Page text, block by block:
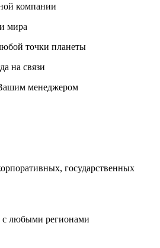
компании
точки планеты
менеджером
государственных
с любыми регионами